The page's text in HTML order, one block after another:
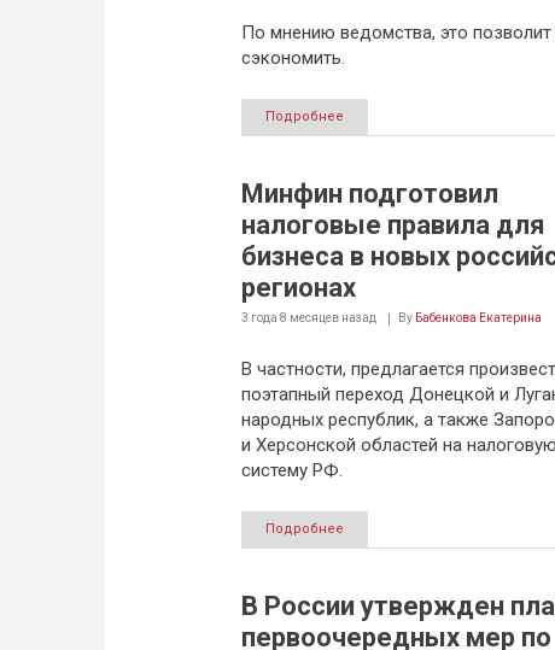
По мнению ведомства, это
сэкономить.
Подробнее
Минфин подготовил
налоговые правила для
бизнеса в новых
регионах
3 года 8 месяцевназад By Бабенкова Екатерина
В частности, предлагается
поэтапный переход Донецкой и
народных республик, а также
и Херсонской областей на налоговую
систему РФ.
Подробнее
В России утвержден
первоочередных мер по